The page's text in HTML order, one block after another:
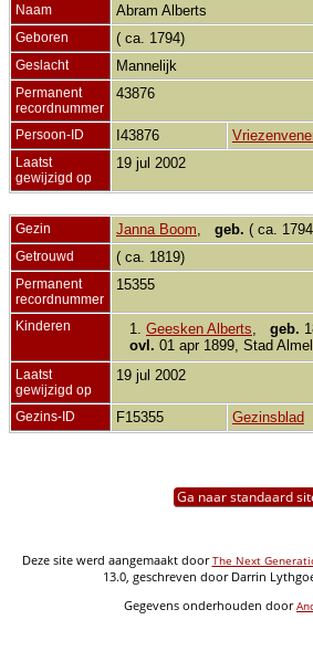
Naam Abram Alberts
Geboren ( ca. 1794)
Geslacht Mannelijk
Permanent
recordnummer
43876
Persoon-ID I43876
Laatst
gewijzigd op
19 jul 2002
Gezin Janna Boom geb. ( ca.
Getrouwd ( ca. 1819)
Permanent
recordnummer
15355
Kinderen 1. Geesken Alberts geb.
ovl. 01 apr 1899, Stad
Laatst
gewijzigd op
19 jul 2002
Gezins-ID F15355 Gezinsblad
Ga naar standaard
Deze site werd aangemaakt doorThe Next
13.0, geschreven door Darrin
Gegevens onderhouden door